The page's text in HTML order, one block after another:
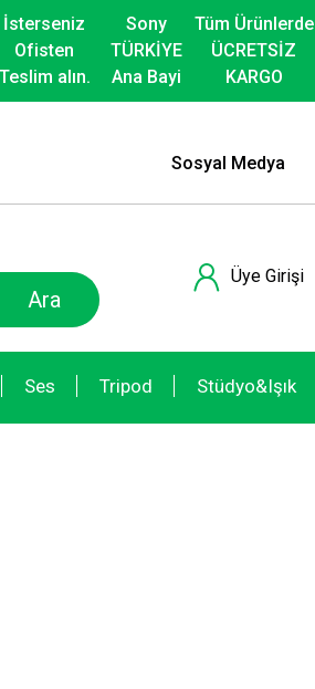
İsterseniz
Ofisten
Teslim alın.
Sony
TÜRKİYE
Ana Bayi
Tüm Ürünlerde
ÜCRETSİZ
KARGO
Sosyal Medya
Ara
Üye Girişi
Ses Tripod Stüdyo&Işık